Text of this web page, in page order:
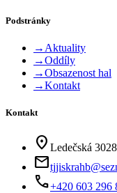
Podstránky
→ Aktuality
→Oddíly
→Obsazenost hal
→Kontakt
Kontakt
location_on Ledečská
mail
phone+420 603 296